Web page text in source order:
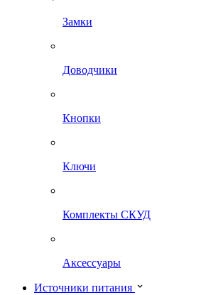
Замки
Доводчики
Кнопки
Ключи
Комплекты СКУД
Аксессуары
Источники питания